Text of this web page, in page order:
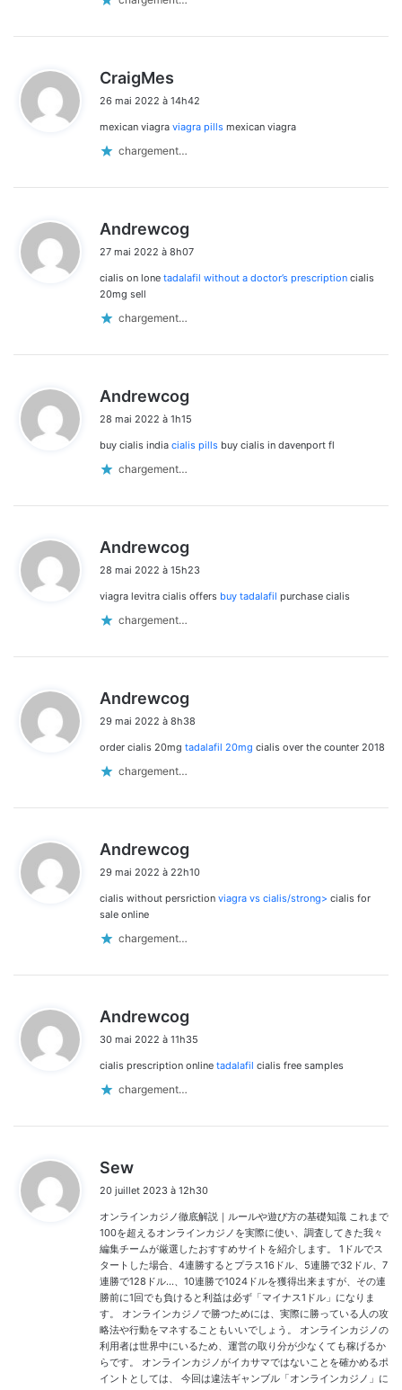
CraigMes
t
26 mai 2022 à 14h42
mexican viagra viagra pills mexican viagra
chargement…
Andrewcog
t
27 mai 2022 à 8h07
cialis on lone tadalafil without a doctor’s prescription cialis
20mg sell
chargement…
Andrewcog
t
28 mai 2022 à 1h15
buy cialis india cialis pills buy cialis in davenport fl
chargement…
Andrewcog
t
28 mai 2022 à 15h23
viagra levitra cialis offers buy tadalafil purchase cialis
chargement…
Andrewcog
t
29 mai 2022 à 8h38
order cialis 20mg tadalafil 20mg cialis over the counter 2018
chargement…
Andrewcog
t
29 mai 2022 à 22h10
cialis without persriction viagra vs cialis/strong> cialis for
sale online
chargement…
Andrewcog
t
30 mai 2022 à 11h35
cialis prescription online tadalafil cialis free samples
chargement…
Sew
t
:
20 juillet 2023 à 12h30
オンラインカジノ徹底解説｜ルールや遊び方の基礎知識 これまで
100を超えるオンラインカジノを実際に使い、調査してきた我々
編集チームが厳選したおすすめサイトを紹介します。 1ドルでス
タートした場合、4連勝するとプラス16ドル、5連勝で32ドル、7
連勝で128ドル…、10連勝で1024ドルを獲得出来ますが、その連
勝前に1回でも負けると利益は必ず「マイナス1ドル」になりま
す。 オンラインカジノで勝つためには、実際に勝っている人の攻
略法や行動をマネすることもいいでしょう。 オンラインカジノの
利用者は世界中にいるため、運営の取り分が少なくても稼げるか
らです。 オンラインカジノがイカサマではないことを確かめるポ
イントとしては、 今回は違法ギャンブル「オンラインカジノ」に